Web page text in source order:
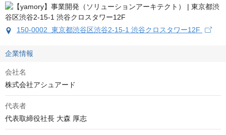
150-0002 東京都渋谷区渋谷2-15-1 渋谷クロスタワー12F
企業情報
会社名
株式会社アシュアード
代表者
代表取締役社長 大森 厚志